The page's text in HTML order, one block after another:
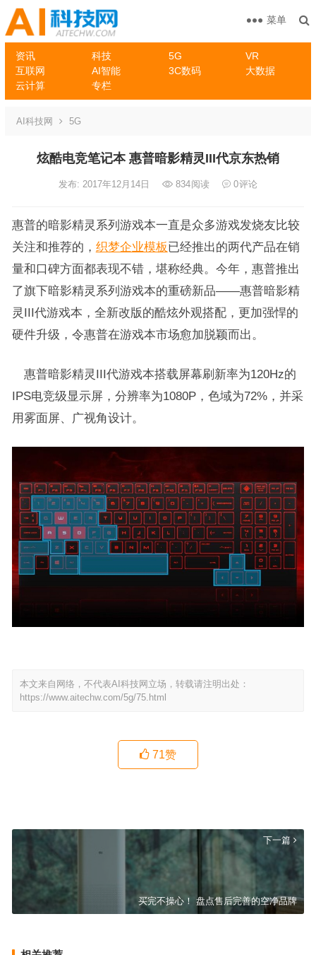
资讯 科技 5G
VR
互联网
AI智能 3C数码
大数据
云计算
专栏
菜单
AI科技网 5G
炫酷电竞笔记本 惠普暗影精灵III代京东热销
发布: 2017年12月14日 834阅读 0评论
惠普的暗影精灵系列游戏本一直是众多游戏发烧友比较
关注和推荐的， 织梦企业模板已经推出的两代产品在销
量和口碑方面都表现不错，堪称经典。今年，惠普推出
了旗下暗影精灵系列游戏本的重磅新品——惠普暗影精
灵III代游戏本，全新改版的酷炫外观搭配，更加强悍的
硬件升级，令惠普在游戏本市场愈加脱颖而出。
惠普暗影精灵III代游戏本搭载屏幕刷新率为120Hz的
IPS电竞级显示屏，分辨率为1080P，色域为72%，并采
用雾面屏、广视角设计。
本文来自网络，不代表AI科技网立场，转载请注明出处：
https://www.aitechw.com/5g/75.html
71赞
下一篇
买完不操心！ 盘点售后完善的空净品牌